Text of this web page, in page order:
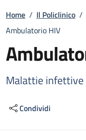
Briciole di
Home / Il Policlinico /
Ambulatorio HIV
Malattie infettive
Condividi